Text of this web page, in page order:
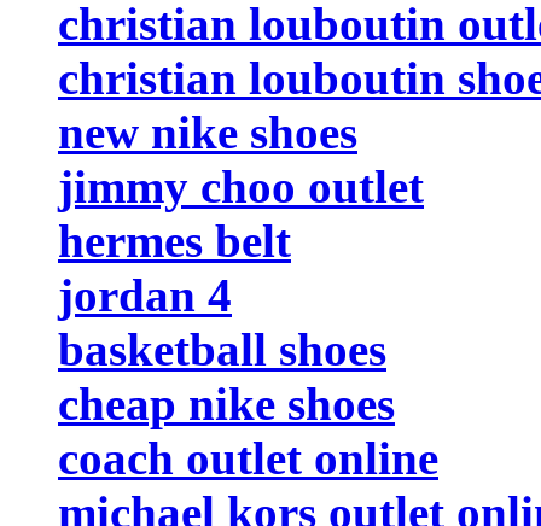
christian louboutin
christian louboutin
new nike shoes
jimmy choo outlet
hermes belt
jordan 4
basketball shoes
cheap nike shoes
coach outlet online
michael kors outlet